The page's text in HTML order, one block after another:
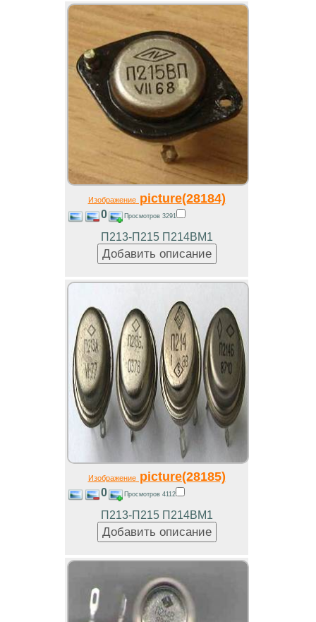
Изображениеpicture(28184)
0 Просмотров 3291
П213-П215 П214ВМ1
Изображениеpicture(28185)
0 Просмотров 4112
П213-П215 П214ВМ1